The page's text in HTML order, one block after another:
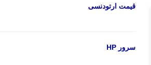
قیمت ارتودنسی
سرور HP